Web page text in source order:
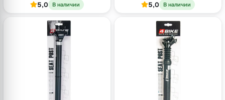
зажим, оффсет 18 мм,
5,0 В наличии
алюминий, чёрный
5,0 В наличии